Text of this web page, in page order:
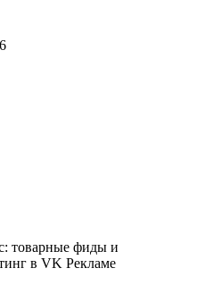
товарные фиды и
в VK Рекламе